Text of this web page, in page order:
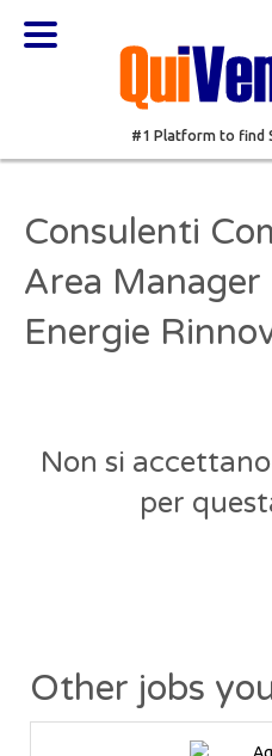
#1 Platform to find
Consulenti
Area Manager
Energie
Non si
per
Other jobs